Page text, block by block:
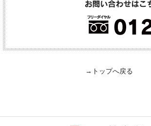
→トップへ戻る